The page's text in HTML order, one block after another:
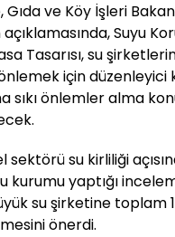
ve Köy İşleri
Suyu
Tasarısı, su
için düzenleyici
sıkı önlemler alma
sektörü su kirliliği
kurumu yaptığı
su şirketine toplam
önerdi.